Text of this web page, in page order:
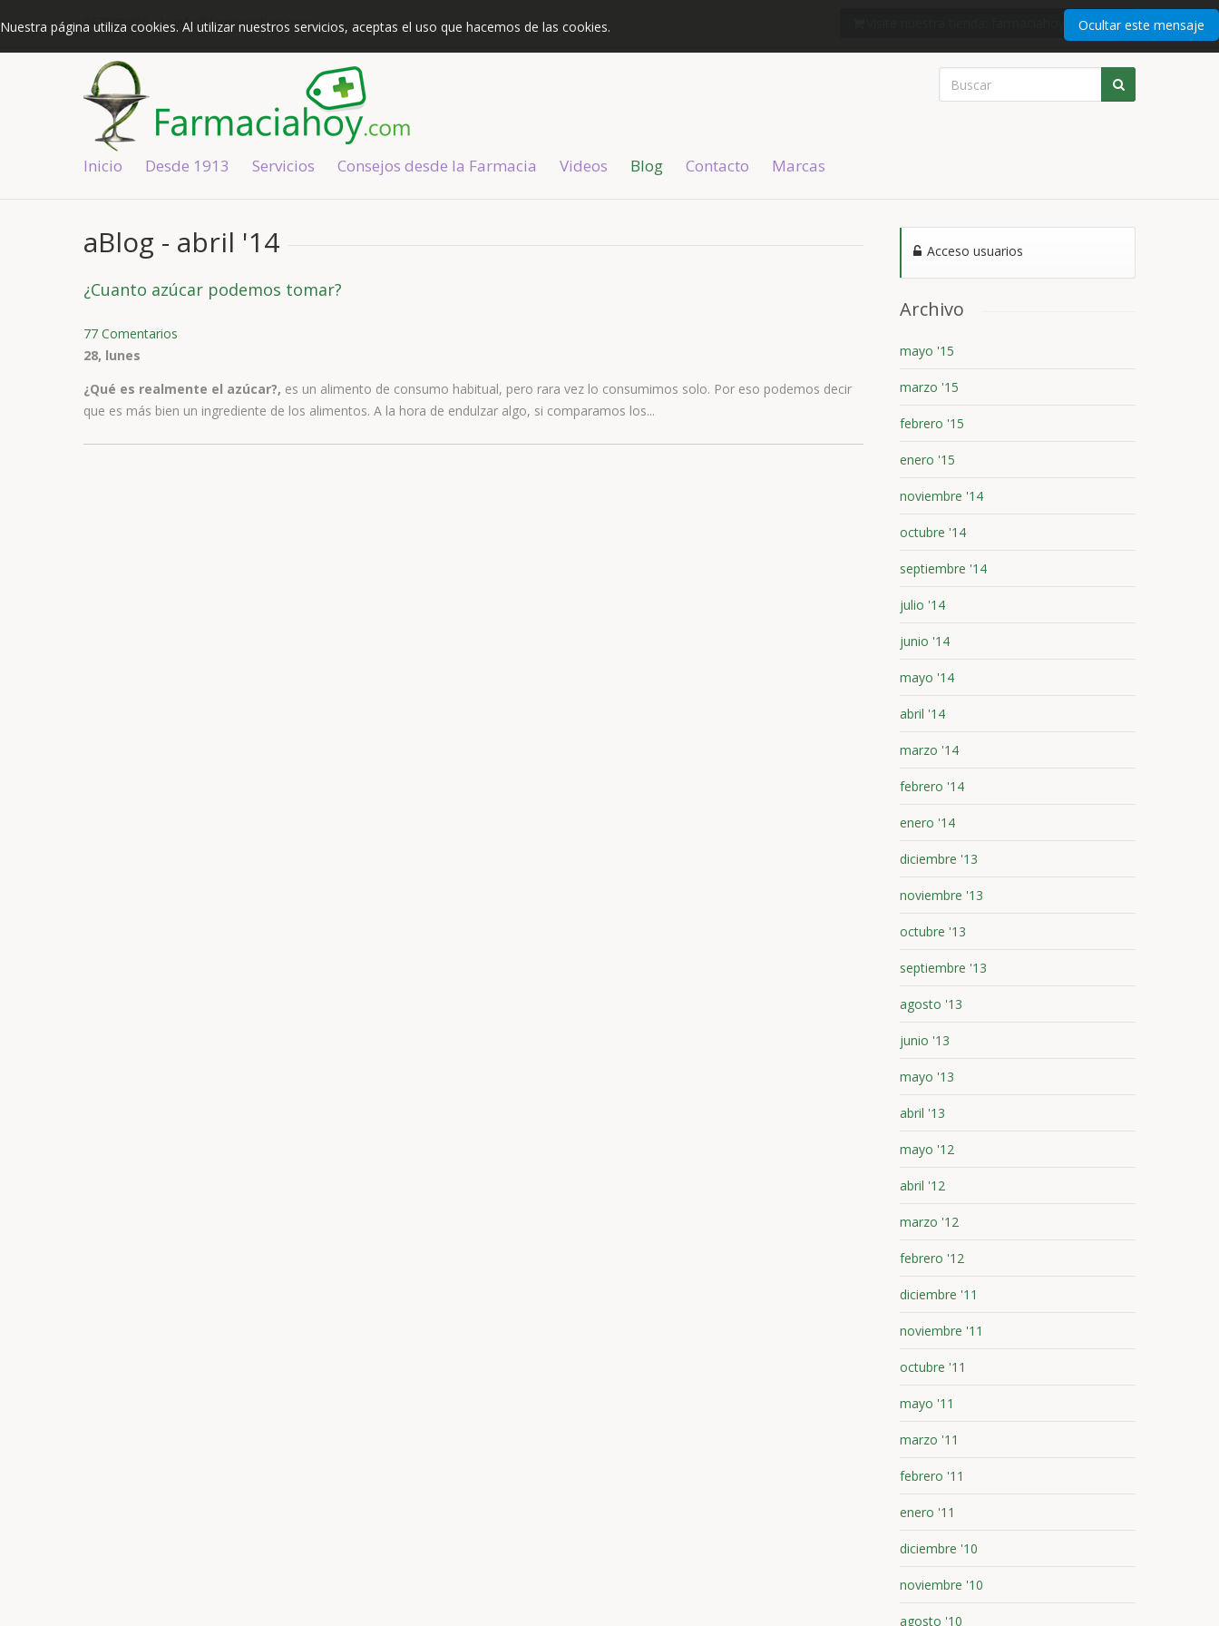
Nuestra página utiliza cookies. Al utilizar nuestros servicios, aceptas el uso que hacemos de las cookies. Ocultar este mensaje
967370250 | info@farmaciahoy.com Visite nuestra tienda: farmaciahoyshop.com
Inicio Desde 1913 Servicios Consejos desde la Farmacia Videos Blog Contacto Marcas
aBlog - abril '14
¿Cuanto azúcar podemos tomar?
77 Comentarios
28, lunes
¿Qué es realmente el azúcar?, es un alimento de consumo habitual, pero rara vez lo consumimos solo. Por eso podemos decir
que es más bien un ingrediente de los alimentos. A la hora de endulzar algo, si comparamos los...
Acceso usuarios
Archivo
mayo '15
marzo '15
febrero '15
enero '15
noviembre '14
octubre '14
septiembre '14
julio '14
junio '14
mayo '14
abril '14
marzo '14
febrero '14
enero '14
diciembre '13
noviembre '13
octubre '13
septiembre '13
agosto '13
junio '13
mayo '13
abril '13
mayo '12
abril '12
marzo '12
febrero '12
diciembre '11
noviembre '11
octubre '11
mayo '11
marzo '11
febrero '11
enero '11
diciembre '10
noviembre '10
agosto '10